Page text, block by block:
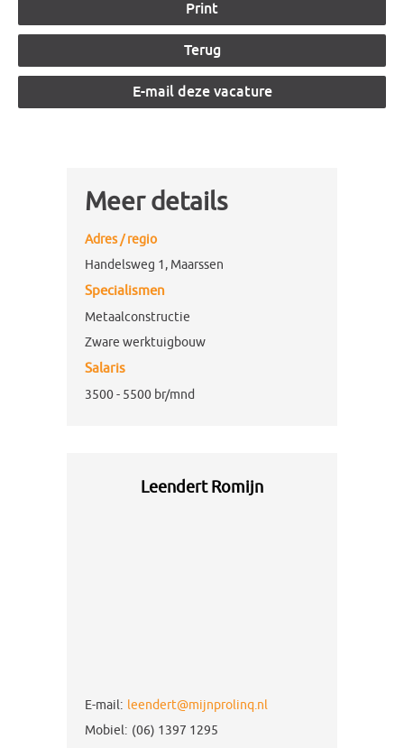
Meer details
Adres / regio
Handelsweg 1, Maarssen
Specialismen
Metaalconstructie
Zware werktuigbouw
Salaris
3500 - 5500 br/mnd
Leendert Romijn
E-mail: leendert@mijnprolinq.nl
Mobiel: (06) 1397 1295